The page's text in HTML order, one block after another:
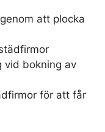
att plocka
vid bokning av
för att får